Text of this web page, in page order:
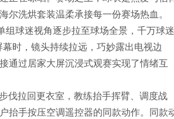
尔洗烘套装温柔承接每一份赛场热血。
球迷视角逐步拉至球场全景，千万球迷
时，镜头持续拉远，巧妙露出电视边
通过居家大屏沉浸式观赛实现了情绪互
伐拉回更衣室，教练抬手挥臂、调度战
抬手按压空调遥控器的同款动作。同款